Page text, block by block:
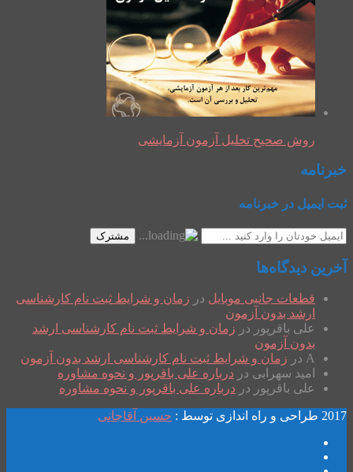
روش صحیح تحلیل آزمون آزمایشی
خبرنامه
ثبت ایمیل در خبرنامه
مشترک
آخرین دیدگاه‌ها
قطعات جانبی موبایل در زمان و شرایط ثبت نام کارشناسی
ارشد بدون آزمون
علی باقرپور در زمان و شرایط ثبت نام کارشناسی ارشد
بدون آزمون
A در زمان و شرایط ثبت نام کارشناسی ارشد بدون آزمون
امید سهرابی در درباره علی باقرپور و نحوه مشاوره
علی باقرپور در درباره علی باقرپور و نحوه مشاوره
2017 طراحی و راه اندازی توسط : حسین آقاجانی